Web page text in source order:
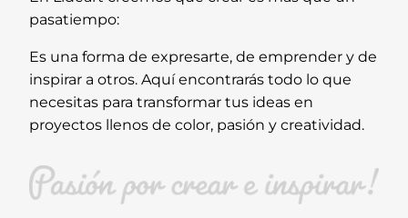
pasatiempo:
Es una forma de expresarte, de emprender y de
inspirar a otros. Aquí encontrarás todo lo que
necesitas para transformar tus ideas en
proyectos llenos de color, pasión y creatividad.